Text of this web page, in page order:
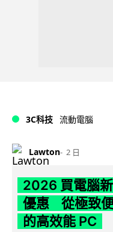
3C科技 流動電腦
Lawton 2 日
2026 買電腦
優惠 從極致
的高效能 PC